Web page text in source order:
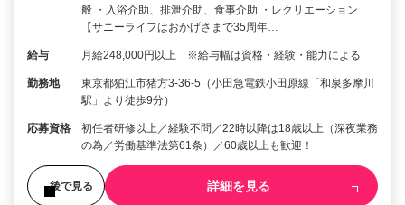
般 ・入浴介助、排泄介助、食事介助 ・レクリエーション
【サニーライフはおかげさまで35周年…
給与 月給248,000円以上 ※給与幅は資格・経験・能力による
勤務地
東京都狛江市猪方3-36-5（小田急電鉄小田原線「和泉多摩川
駅」より徒歩9分）
応募資格
初任者研修以上／経験不問／22時以降は18歳以上（深夜業務
の為／労働基準法第61条）／60歳以上も歓迎！
後で見る 詳細を見る